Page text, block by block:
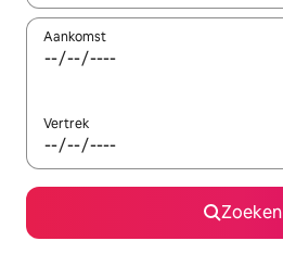
Aankomst
Vertrek
Zoeken